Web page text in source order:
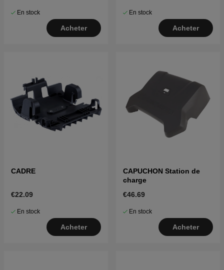
En stock
Acheter
En stock
Acheter
CADRE
€22.09
En stock
Acheter
CAPUCHON Station de
charge
€46.69
En stock
Acheter